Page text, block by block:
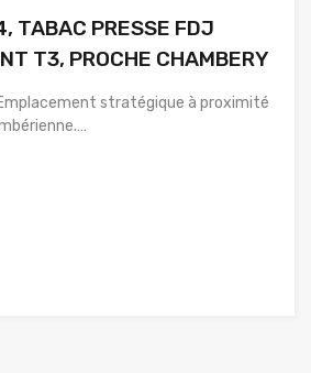
TABAC PRESSE FDJ
T3, PROCHE CHAMBERY
stratégique à proximité